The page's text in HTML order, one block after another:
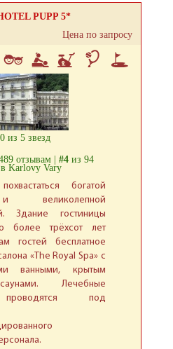
PUPP 5*
Цена по запросу
отзывам |#4 из 94
в Karlovy Vary
богатой
великолепной
Здание гостиницы
более трёхсот лет
гостей бесплатное
«The Royal Spa» с
ванными, крытым
Лечебные
под